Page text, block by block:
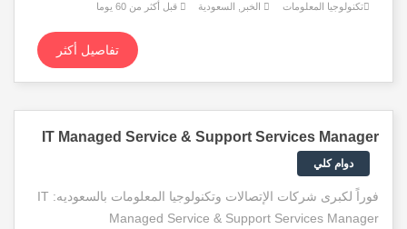
تكنولوجيا المعلومات الخبر, السعودية قبل أكثر من 60 يوما
تفاصيل أكثر
IT Managed Service & Support Services Manager
دوام كلي
فوراً لكبرى شركات الإتصالات وتكنولوجيا المعلومات بالسعوديه: IT
Managed Service & Support Services Manager